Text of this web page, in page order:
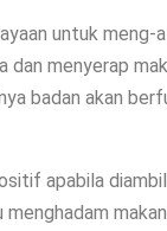
untuk meng-
menyerap
badan akan
apabila